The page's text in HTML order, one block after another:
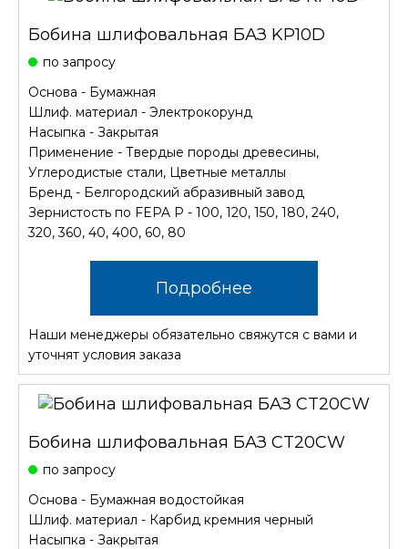
Бобина шлифовальная БАЗ KP10D
по запросу
Основа - Бумажная
Шлиф. материал - Электрокорунд
Насыпка - Закрытая
Применение - Твердые породы древесины,
Углеродистые стали, Цветные металлы
Бренд - Белгородский абразивный завод
Зернистость по FEPA P - 100, 120, 150, 180, 240,
320, 360, 40, 400, 60, 80
Подробнее
Наши менеджеры обязательно свяжутся с вами и
уточнят условия заказа
Бобина шлифовальная БАЗ CT20CW
по запросу
Основа - Бумажная водостойкая
Шлиф. материал - Карбид кремния черный
Насыпка - Закрытая